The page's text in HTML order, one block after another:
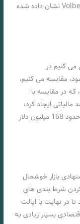
علاقه خارج از ایالت باشد، همانگونه کـه توسط Volberg نشان داده شده
می کنیم در
مقایسه می کنیم،
اسـت، کـه در مقایسه با
دلار درآمد مالیاتی ایجاد کرد،
چندان بزرگ نیست. یا کازینوها کـه درسال 2019 حدود 168 میلیون دلار
بازار خوشحال
شرط بندی هاي‌
در نهایت با ایالت
بسیار زیادی بـه